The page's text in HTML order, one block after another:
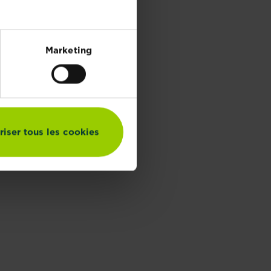
Marketing
tous les cookies